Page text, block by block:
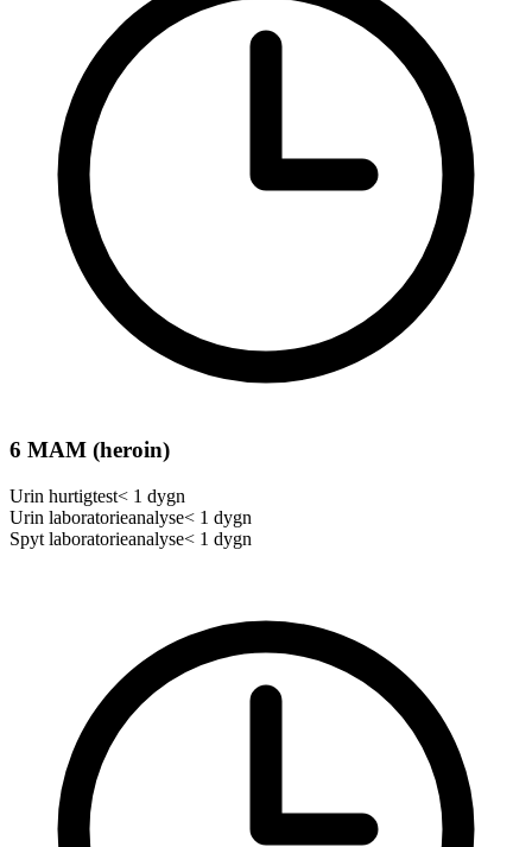
6 MAM (heroin)
Urin hurtigtest< 1 dygn
Urin laboratorieanalyse< 1 dygn
Spyt laboratorieanalyse< 1 dygn